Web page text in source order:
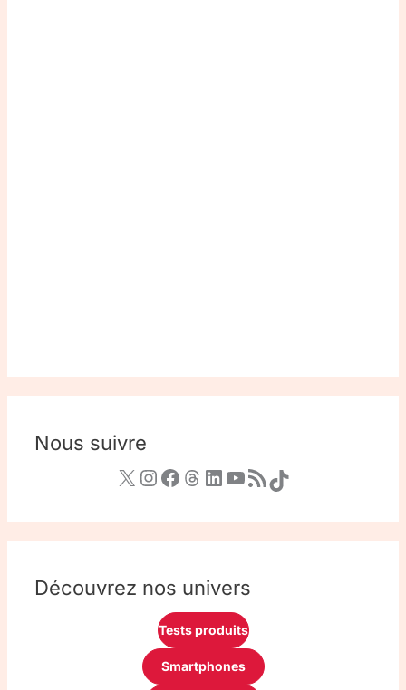
Nous suivre
Découvrez nos univers
Tests produits
Smartphones